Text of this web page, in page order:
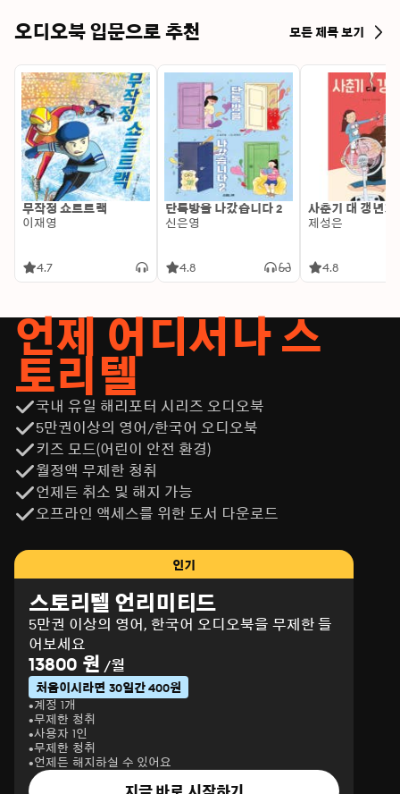
오디오북 입문으로 추천 모든 제목 보기
무작정 쇼트트랙
이재영
4.7
단톡방을 나갔습니다 2
신은영
4.8
사춘기 대 갱년기
제성은
4.8
언제 어디서나 스
토리텔
국내 유일 해리포터 시리즈 오디오북
5만권이상의 영어/한국어 오디오북
키즈 모드(어린이 안전 환경)
월정액 무제한 청취
언제든 취소 및 해지 가능
오프라인 액세스를 위한 도서 다운로드
인기
스토리텔 언리미티드
5만권 이상의 영어, 한국어 오디오북을 무제한 들
어보세요
13800 원 /월
처음이시라면 30일간 400원
계정 1개
무제한 청취
사용자 1인
무제한 청취
언제든 해지하실 수 있어요